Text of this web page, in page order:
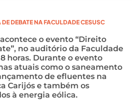
DEBATE NA FACULDADE CESUSC
acontece o evento “Direito
no auditório da Faculdade
horas. Durante o evento
atuais como o saneamento
de efluentes na
Carijós e também os
à energia eólica.